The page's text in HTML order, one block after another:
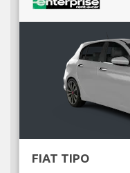
FIAT TIPO